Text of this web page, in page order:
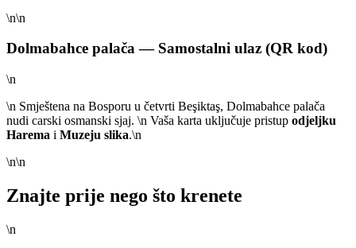
\n\n
Dolmabahce palača — Samostalni ulaz (QR kod)
\n
\n Smještena na Bosporu u četvrti Beşiktaş, Dolmabahce palača
nudi carski osmanski sjaj. \n Vaša karta uključuje pristup odjeljku
Harema i Muzeju slika.\n
\n\n
Znajte prije nego što krenete
\n